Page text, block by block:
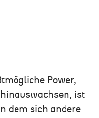
Power,
ist
dem sich andere